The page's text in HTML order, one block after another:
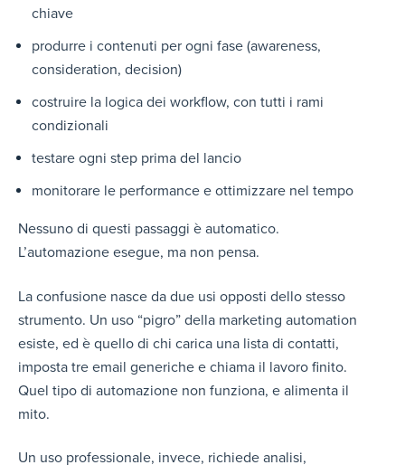
chiave
produrre i contenuti per ogni fase (awareness,
consideration, decision)
costruire la logica dei workflow, con tutti i rami
condizionali
testare ogni step prima del lancio
monitorare le performance e ottimizzare nel tempo
Nessuno di questi passaggi è automatico.
L’automazione esegue, ma non pensa.
La confusione nasce da due usi opposti dello stesso
strumento. Un uso “pigro” della marketing automation
esiste, ed è quello di chi carica una lista di contatti,
imposta tre email generiche e chiama il lavoro finito.
Quel tipo di automazione non funziona, e alimenta il
mito.
Un uso professionale, invece, richiede analisi,